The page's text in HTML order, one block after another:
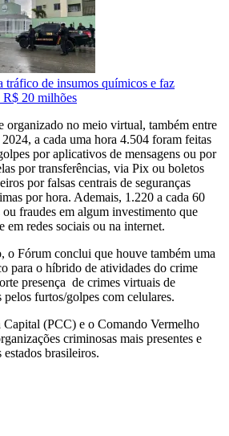
tráfico de insumos químicos e faz
20 milhões
organizado no meio virtual, também entre
a cada uma hora 4.504 foram feitas
por aplicativos de mensagens ou por
por transferências, via Pix ou boletos
por falsas centrais de seguranças
por hora. Ademais, 1.220 a cada 60
fraudes em algum investimento que
em redes sociais ou na internet.
o Fórum conclui que houve também uma
para o híbrido de atividades do crime
presença de crimes virtuais de
furtos/golpes com celulares.
(PCC) e o Comando Vermelho
criminosas mais presentes e
brasileiros.